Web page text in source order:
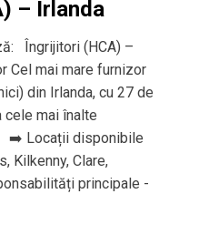
– Irlanda
Îngrijitori (HCA) –
Cel mai mare furnizor
din Irlanda, cu 27 de
mai înalte
➡️ Locații disponibile
Kilkenny, Clare,
principale -